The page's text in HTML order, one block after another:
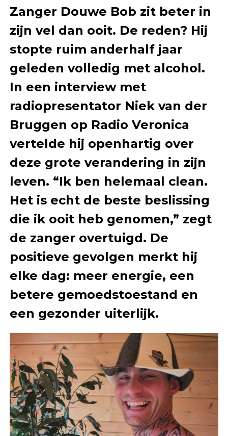
Zanger Douwe Bob zit beter in
zijn vel dan ooit. De reden? Hij
stopte ruim anderhalf jaar
geleden volledig met alcohol.
In een interview met
radiopresentator Niek van der
Bruggen op Radio Veronica
vertelde hij openhartig over
deze grote verandering in zijn
leven. “Ik ben helemaal clean.
Het is echt de beste beslissing
die ik ooit heb genomen,” zegt
de zanger overtuigd. De
positieve gevolgen merkt hij
elke dag: meer energie, een
betere gemoedstoestand en
een gezonder uiterlijk.